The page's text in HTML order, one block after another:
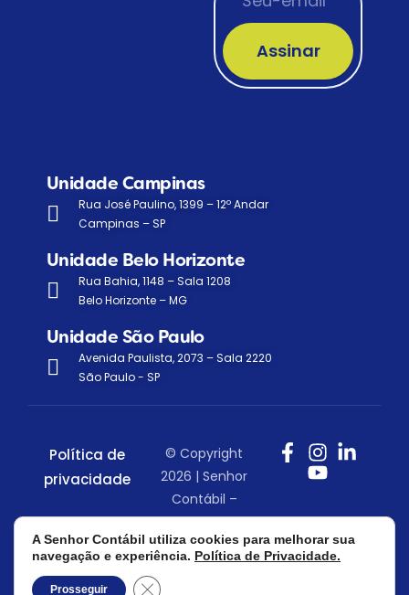
Assinar
Unidade Campinas
Rua José Paulino, 1399 – 12º Andar
Campinas – SP
Unidade Belo Horizonte
Rua Bahia, 1148 – Sala 1208
Belo Horizonte – MG
Unidade São Paulo
Avenida Paulista, 2073 – Sala 2220
São Paulo - SP
Política de
privacidade
© Copyright
2026 | Senhor
Contábil –
Todos os
direitos
reservados.
A Senhor Contábil utiliza cookies para melhorar sua
navegação e experiência. Política de Privacidade.
Prosseguir Close GDPR Cookie Banner